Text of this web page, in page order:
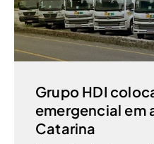
Grupo HDI
emergencial em
Catarina